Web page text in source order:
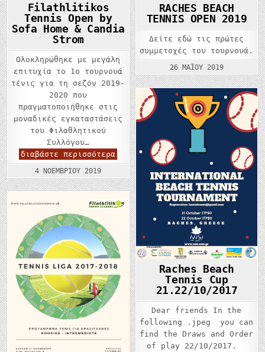
Filathlitikos
Tennis Open by
Sofa Home & Candia
Strom
Ολοκληρώθηκε με μεγάλη
επιτυχία το 1ο τουρνουά
τένις για τη σεζόν 2019-
2020 που
πραγματοποιήθηκε στις
μοναδικές εγκαταστάσεις
του Φιλαθλητικού
Συλλόγου…
διαβάστε περισσότερα Filathlitikos
Tennis
Open
by
Sofa
Home
&
Candia
Strom
4 ΝΟΕΜΒΡΊΟΥ 2019
RACHES BEACH
TENNIS OPEN 2019
Δείτε εδώ τις πρώτες
συμμετοχές του τουρνουά.
26 ΜΑΪ́ΟΥ 2019
Raches Beach
Tennis Cup
21.22/10/2017
Dear friends In the
following .jpeg you can
find the Draws and Order
of play 22/10/2017.